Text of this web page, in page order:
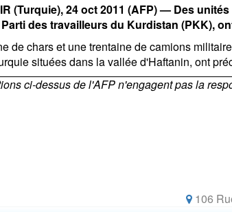
(Turquie), 24 oct 2011 (AFP) — Des
des travailleurs du Kurdistan (PKK),
de chars et une trentaine de camions
situées dans la vallée d'Haftanin, ont
ci-dessus de l'AFP n'engagent pas la
106